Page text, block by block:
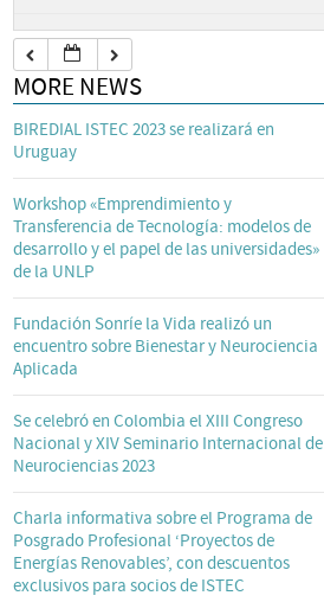
MORE NEWS
BIREDIAL ISTEC 2023 se realizará en
Uruguay
Workshop «Emprendimiento y
Transferencia de Tecnología: modelos de
desarrollo y el papel de las universidades»
de la UNLP
Fundación Sonríe la Vida realizó un
encuentro sobre Bienestar y Neurociencia
Aplicada
Se celebró en Colombia el XIII Congreso
Nacional y XIV Seminario Internacional de
Neurociencias 2023
Charla informativa sobre el Programa de
Posgrado Profesional ‘Proyectos de
Energías Renovables’, con descuentos
exclusivos para socios de ISTEC